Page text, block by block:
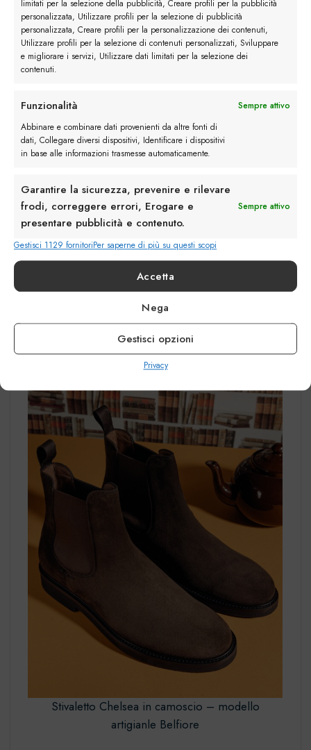
limitati per la selezione della pubblicità, Creare profili per la pubblicità
personalizzata, Utilizzare profili per la selezione di pubblicità
personalizzata, Creare profili per la personalizzazione dei contenuti,
Utilizzare profili per la selezione di contenuti personalizzati, Sviluppare
e migliorare i servizi, Utilizzare dati limitati per la selezione dei
contenuti.
Funzionalità
Sempre attivo
Abbinare e combinare dati provenienti da altre fonti di
dati, Collegare diversi dispositivi, Identificare i dispositivi
in base alle informazioni trasmesse automaticamente.
Garantire la sicurezza, prevenire e rilevare
frodi, correggere errori, Erogare e
presentare pubblicità e contenuto.
Sempre attivo
Gestisci 1129 fornitoriPer saperne di più su questi scopi
Accetta
Nega
Gestisci opzioni
Privacy
Monk Strap doppia fibbia – Modello artigianale
Belfiore
Stivaletti: praticità ed eleganza
GlistivalettiChelsea e i modelli stringati sono
ideali per affrontare i mesi invernali con stile.
adattano a diverse occasioni, dal look business al
Stivaletto Chelsea in camoscio – modello
artigianle Belfiore